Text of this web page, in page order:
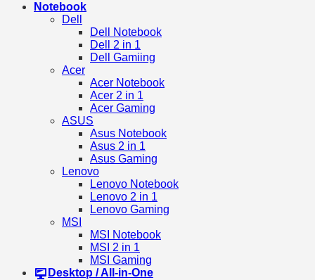
Notebook
Dell
Dell Notebook
Dell 2 in 1
Dell Gamiing
Acer
Acer Notebook
Acer 2 in 1
Acer Gaming
ASUS
Asus Notebook
Asus 2 in 1
Asus Gaming
Lenovo
Lenovo Notebook
Lenovo 2 in 1
Lenovo Gaming
MSI
MSI Notebook
MSI 2 in 1
MSI Gaming
Desktop / All-in-One